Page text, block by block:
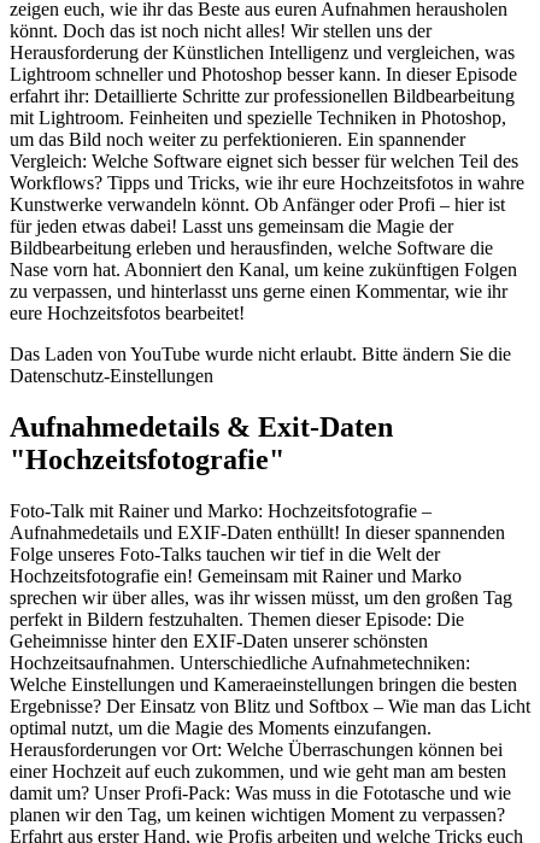
zeigen euch, wie ihr das Beste aus euren Aufnahmen herausholen
könnt. Doch das ist noch nicht alles! Wir stellen uns der
Herausforderung der Künstlichen Intelligenz und vergleichen, was
Lightroom schneller und Photoshop besser kann. In dieser Episode
erfahrt ihr: Detaillierte Schritte zur professionellen Bildbearbeitung
mit Lightroom. Feinheiten und spezielle Techniken in Photoshop,
um das Bild noch weiter zu perfektionieren. Ein spannender
Vergleich: Welche Software eignet sich besser für welchen Teil des
Workflows? Tipps und Tricks, wie ihr eure Hochzeitsfotos in wahre
Kunstwerke verwandeln könnt. Ob Anfänger oder Profi – hier ist
für jeden etwas dabei! Lasst uns gemeinsam die Magie der
Bildbearbeitung erleben und herausfinden, welche Software die
Nase vorn hat. Abonniert den Kanal, um keine zukünftigen Folgen
zu verpassen, und hinterlasst uns gerne einen Kommentar, wie ihr
eure Hochzeitsfotos bearbeitet!
Das Laden von YouTube wurde nicht erlaubt. Bitte ändern Sie die
Datenschutz-Einstellungen
Aufnahmedetails & Exit-Daten
"Hochzeitsfotografie"
Foto-Talk mit Rainer und Marko: Hochzeitsfotografie –
Aufnahmedetails und EXIF-Daten enthüllt! In dieser spannenden
Folge unseres Foto-Talks tauchen wir tief in die Welt der
Hochzeitsfotografie ein! Gemeinsam mit Rainer und Marko
sprechen wir über alles, was ihr wissen müsst, um den großen Tag
perfekt in Bildern festzuhalten. Themen dieser Episode: Die
Geheimnisse hinter den EXIF-Daten unserer schönsten
Hochzeitsaufnahmen. Unterschiedliche Aufnahmetechniken:
Welche Einstellungen und Kameraeinstellungen bringen die besten
Ergebnisse? Der Einsatz von Blitz und Softbox – Wie man das Licht
optimal nutzt, um die Magie des Moments einzufangen.
Herausforderungen vor Ort: Welche Überraschungen können bei
einer Hochzeit auf euch zukommen, und wie geht man am besten
damit um? Unser Profi-Pack: Was muss in die Fototasche und wie
planen wir den Tag, um keinen wichtigen Moment zu verpassen?
Erfahrt aus erster Hand, wie Profis arbeiten und welche Tricks euch